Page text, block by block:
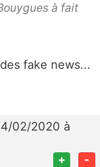
à fait
fake news...
02/2020 à
+ -